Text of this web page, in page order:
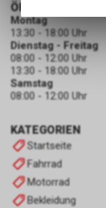
KATEGORIEN
Startseite
Fahrrad
Motorrad
Bekleidung
ÖFFNUNGSZEITEN
Montag
13:30 - 18:00 Uhr
Dienstag - Freitag
08:00 - 12:00 Uhr
13:30 - 18:00 Uhr
Samstag
08:00 - 12:00 Uhr